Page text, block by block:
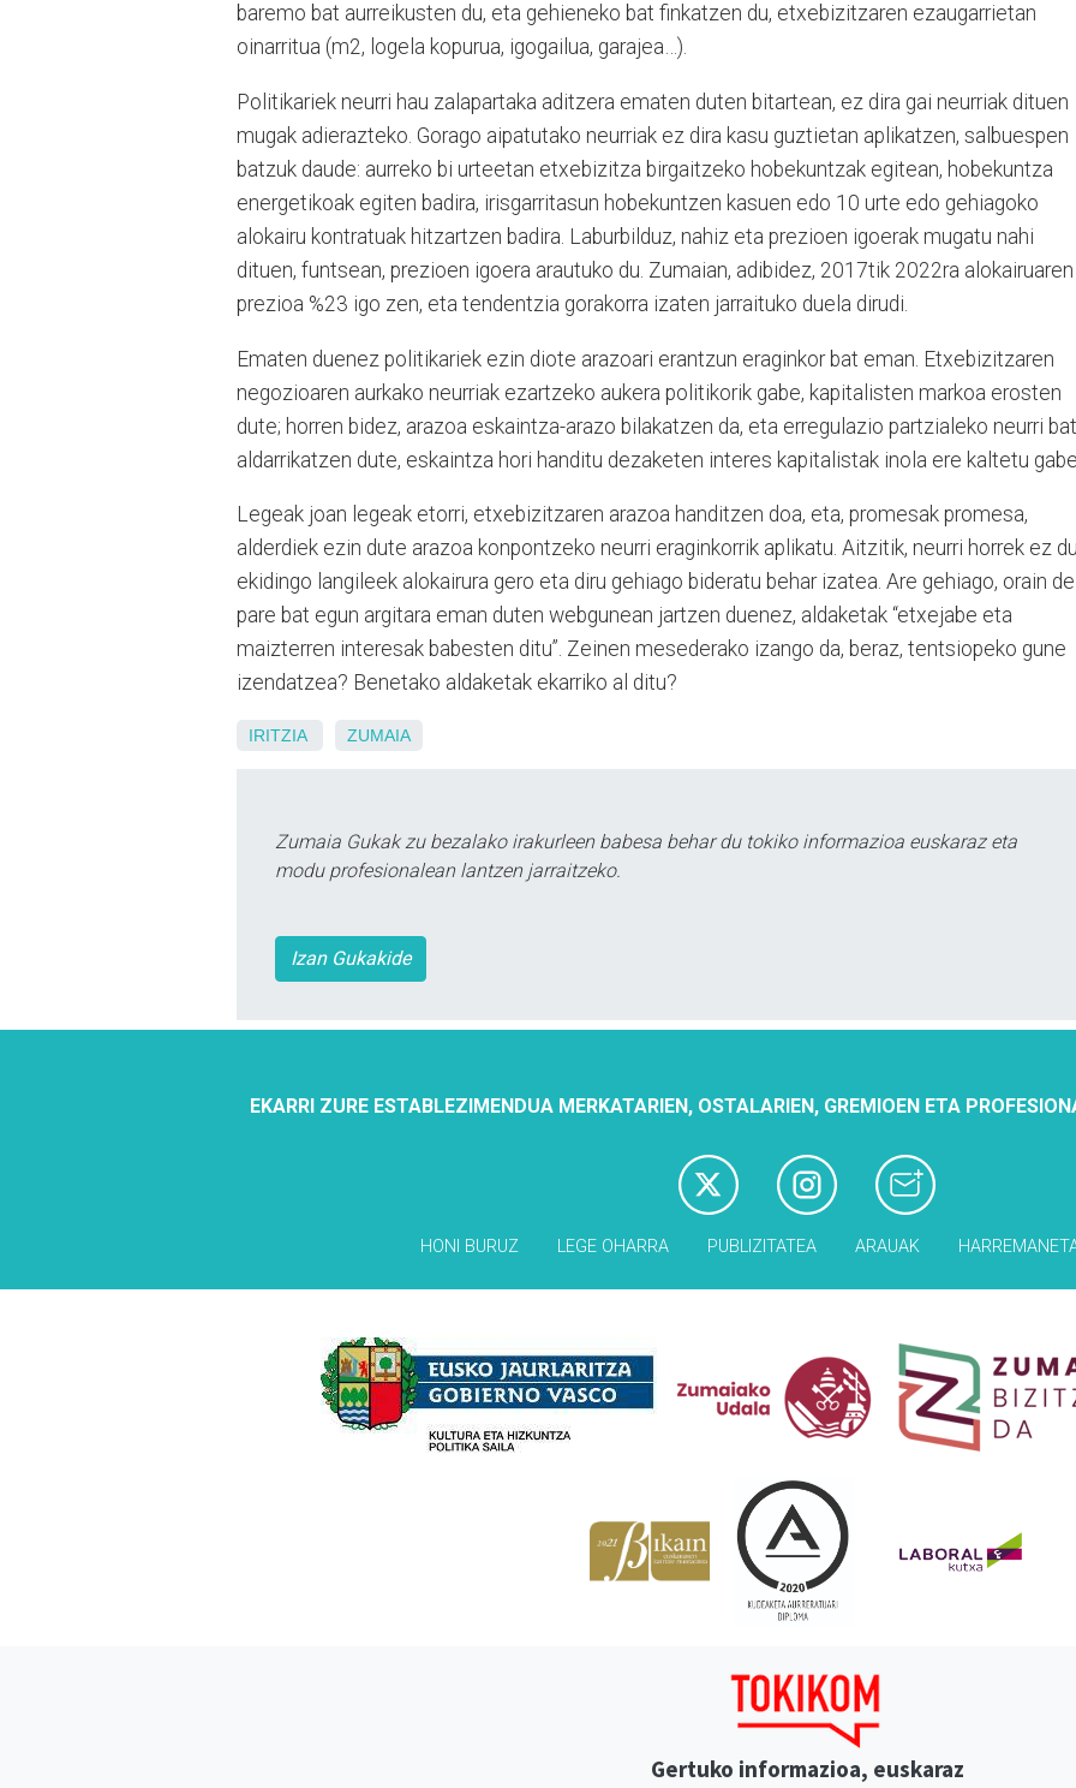
baremo bat aurreikusten du, eta gehieneko bat finkatzen du, etxebizitzaren ezaugarrietan
oinarritua (m2, logela kopurua, igogailua, garajea…).
Politikariek neurri hau zalapartaka aditzera ematen duten bitartean, ez dira gai neurriak dituen
mugak adierazteko. Gorago aipatutako neurriak ez dira kasu guztietan aplikatzen, salbuespen
batzuk daude: aurreko bi urteetan etxebizitza birgaitzeko hobekuntzak egitean, hobekuntza
energetikoak egiten badira, irisgarritasun hobekuntzen kasuen edo 10 urte edo gehiagoko
alokairu kontratuak hitzartzen badira. Laburbilduz, nahiz eta prezioen igoerak mugatu nahi
dituen, funtsean, prezioen igoera arautuko du. Zumaian, adibidez, 2017tik 2022ra alokairuaren
prezioa %23 igo zen, eta tendentzia gorakorra izaten jarraituko duela dirudi.
Ematen duenez politikariek ezin diote arazoari erantzun eraginkor bat eman. Etxebizitzaren
negozioaren aurkako neurriak ezartzeko aukera politikorik gabe, kapitalisten markoa erosten
dute; horren bidez, arazoa eskaintza-arazo bilakatzen da, eta erregulazio partzialeko neurri bat
aldarrikatzen dute, eskaintza hori handitu dezaketen interes kapitalistak inola ere kaltetu gabe.
Legeak joan legeak etorri, etxebizitzaren arazoa handitzen doa, eta, promesak promesa,
alderdiek ezin dute arazoa konpontzeko neurri eraginkorrik aplikatu. Aitzitik, neurri horrek ez du
ekidingo langileek alokairura gero eta diru gehiago bideratu behar izatea. Are gehiago, orain
pare bat egun argitara eman duten webgunean jartzen duenez, aldaketak “etxejabe eta
maizterren interesak babesten ditu”. Zeinen mesederako izango da, beraz, tentsiopeko gune
izendatzea? Benetako aldaketak ekarriko al ditu?
IRITZIA ZUMAIA
Zumaia Gukak zu bezalako irakurleen babesa behar du tokiko informazioa euskaraz eta
modu profesionalean lantzen jarraitzeko.
Izan Gukakide
EKARRI ZURE ESTABLEZIMENDUA MERKATARIEN, OSTALARIEN, GREMIOEN ETA
HONI BURUZ LEGE OHARRA PUBLIZITATEA ARAUAK
Gertuko informazioa, euskaraz